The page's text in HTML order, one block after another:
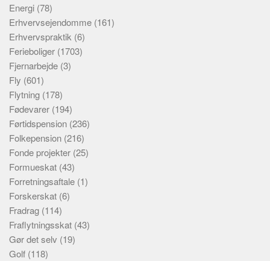
Energi (78)
Erhvervsejendomme (161)
Erhvervspraktik (6)
Ferieboliger (1703)
Fjernarbejde (3)
Fly (601)
Flytning (178)
Fødevarer (194)
Førtidspension (236)
Folkepension (216)
Fonde projekter (25)
Formueskat (43)
Forretningsaftale (1)
Forskerskat (6)
Fradrag (114)
Fraflytningsskat (43)
Gør det selv (19)
Golf (118)